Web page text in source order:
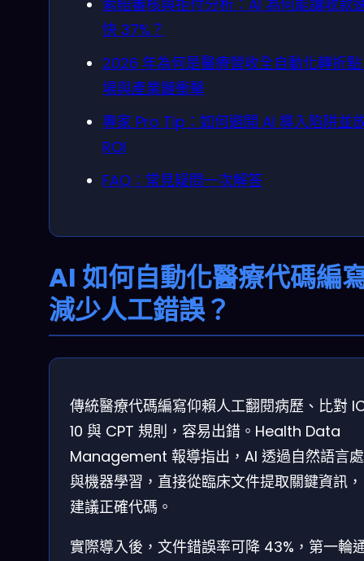
索賠審核與拒付分析：AI 為何能讓收款
快 37%？
2026 年為何是醫療營收全自動化轉折
場與產業鏈衝擊
專家 Pro Tip：如何避開 AI 導入陷阱並
ROI
FAQ：常見疑問一次解答
AI 如何自動化醫療代碼編
減少人工錯誤？
傳統醫療代碼編寫仰賴人工翻閱病歷、比對
10 與 CPT 規則，容易出錯。Health Data
Management 報導指出，AI 透過自然語言
與機器學習，直接從臨床文件提取關鍵資訊
建議正確代碼。
實際導入後，文件錯誤率可降 43%，第一輪